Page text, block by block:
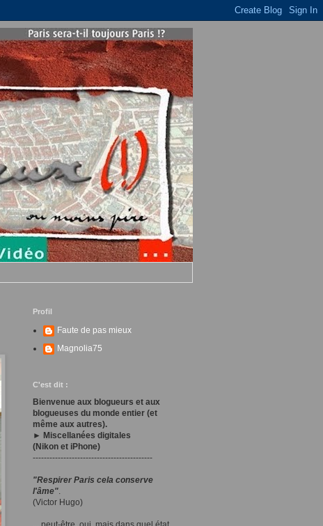
Profil
Faute de pas mieux
Magnolia75
C'est dit :
Bienvenue aux blogueurs et aux
blogueuses du monde entier (et
même aux autres).
► Miscellanées digitales
(Nikon et iPhone)
-------------------------------------------
"Respirer Paris cela conserve
l'âme".
(Victor Hugo)